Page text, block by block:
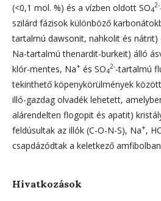
(<0,1 mol. %) és a vízben oldott SO4
2-
szilárd fázisok különböző
tartalmú dawsonit, nahkolit és nátrit)
Na-tartalmú thenardit-burkeit) álló
klór-mentes, Na+ és SO4
2--tartalmú
tekinthető köpenykörülmények
illó-gazdag olvadék lehetett,
alárendelten flogopit és apatit)
feldúsultak az illók (C-O-N-S), Na+,
csapdázódtak a keletkező
Hivatkozások